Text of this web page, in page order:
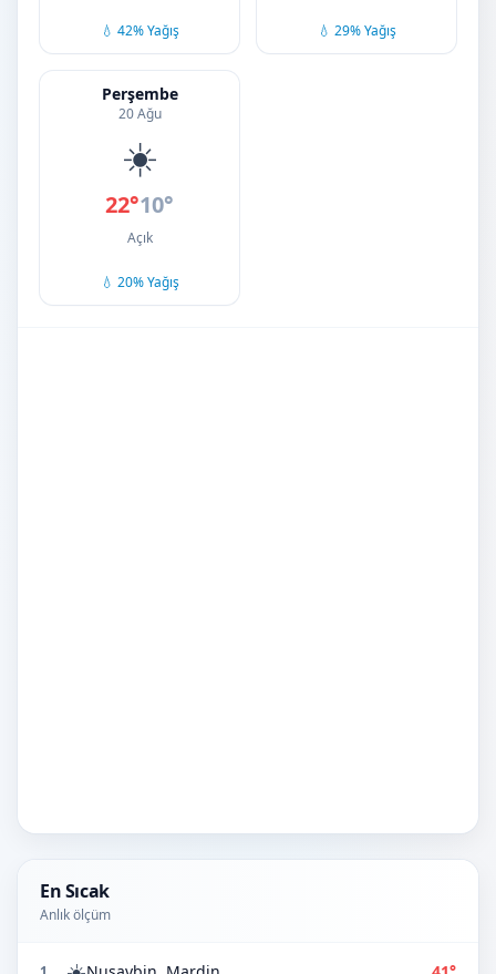
💧 42% Yağış 💧 29% Yağış
Perşembe
20 Ağu
☀️
22°10°
Açık
💧 20% Yağış
En Sıcak
Anlık ölçüm